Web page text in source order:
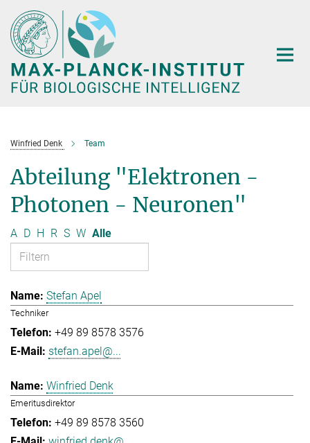
Hauptinhalt
Winfried Denk Team
Abteilung "Elektronen -
Photonen - Neuronen"
A D H R S W Alle
Stefan Apel
Techniker
+49 89 8578 3576
stefan.apel@...
Winfried Denk
Emeritusdirektor
+49 89 8578 3560